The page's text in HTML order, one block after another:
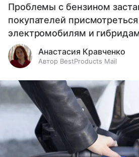
Проблемы с бензином
покупателей
электромобилям и
Анастасия Кравченко
Автор BestProducts Mail